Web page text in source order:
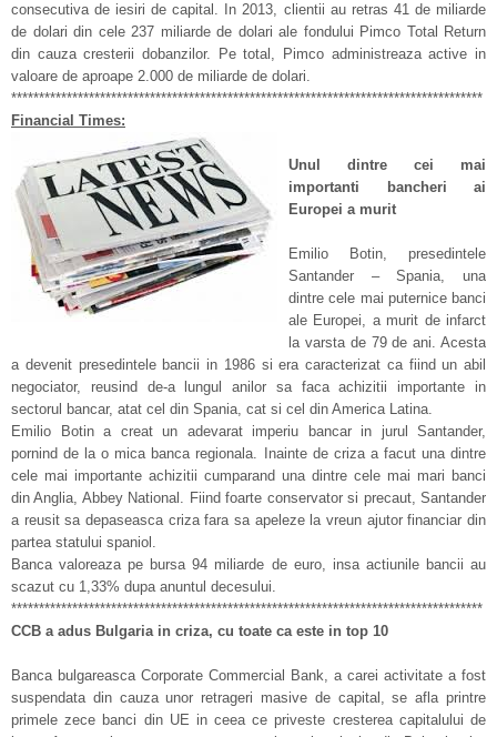
consecutiva de iesiri de capital. In 2013, clientii au retras 41 de miliarde
de dolari din cele 237 miliarde de dolari ale fondului Pimco Total Return
din cauza cresterii dobanzilor. Pe total, Pimco administreaza active in
valoare de aproape 2.000 de miliarde de dolari.
*************************************************************************************
Financial Times:
Unul dintre cei mai
importanti bancheri ai
Europei a murit
Emilio Botin, presedintele
Santander – Spania, una
dintre cele mai puternice banci
ale Europei, a murit de infarct
la varsta de 79 de ani. Acesta
a devenit presedintele bancii in 1986 si era caracterizat ca fiind un abil
negociator, reusind de-a lungul anilor sa faca achizitii importante in
sectorul bancar, atat cel din Spania, cat si cel din America Latina.
Emilio Botin a creat un adevarat imperiu bancar in jurul Santander,
pornind de la o mica banca regionala. Inainte de criza a facut una dintre
cele mai importante achizitii cumparand una dintre cele mai mari banci
din Anglia, Abbey National. Fiind foarte conservator si precaut, Santander
a reusit sa depaseasca criza fara sa apeleze la vreun ajutor financiar din
partea statului spaniol.
Banca valoreaza pe bursa 94 miliarde de euro, insa actiunile bancii au
scazut cu 1,33% dupa anuntul decesului.
*************************************************************************************
CCB a adus Bulgaria in criza, cu toate ca este in top 10
Banca bulgareasca Corporate Commercial Bank, a carei activitate a fost
suspendata din cauza unor retrageri masive de capital, se afla printre
primele zece banci din UE in ceea ce priveste cresterea capitalului de